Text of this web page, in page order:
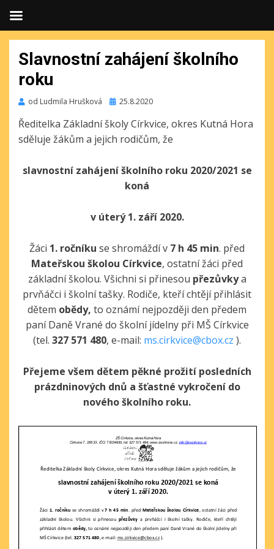
Slavnostní zahájení školního
roku
od Ludmila Hrušková Publikováno
25.8.2020
Ředitelka Základní školy Církvice, okres Kutná Hora
sděluje žákům a jejich rodičům, že
slavnostní zahájení školního roku 2020/2021 se
koná
v úterý 1. září 2020.
Žáci 1. ročníku se shromáždí v 7 h 45 min. před
Mateřskou školou Církvice, ostatní žáci před
základní školou. Všichni si přinesou přezůvkya
prvňáčci i školní tašky. Rodiče, kteří chtějí přihlásit
dětem obědy, to oznámí nejpozději den předem
paní Daně Vrané do školní jídelny při MŠ Církvice
(tel. 327 571 480, e-mail: ms.cirkvice@cbox.cz ).
Přejeme všem dětem pěkné prožití posledních
prázdninových dnů a šťastné vykročení do
nového školního roku.